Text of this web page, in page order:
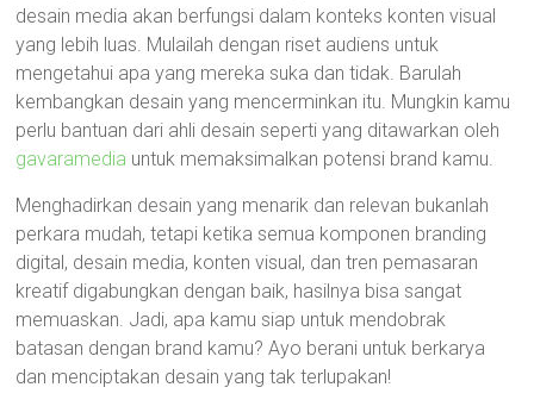
desain media akan berfungsi dalam konteks konten visual
yang lebih luas. Mulailah dengan riset audiens untuk
mengetahui apa yang mereka suka dan tidak. Barulah
kembangkan desain yang mencerminkan itu. Mungkin kamu
perlu bantuan dari ahli desain seperti yang ditawarkan oleh
gavaramedia untuk memaksimalkan potensi brand kamu.
Menghadirkan desain yang menarik dan relevan bukanlah
perkara mudah, tetapi ketika semua komponen branding
digital, desain media, konten visual, dan tren pemasaran
kreatif digabungkan dengan baik, hasilnya bisa sangat
memuaskan. Jadi, apa kamu siap untuk mendobrak
batasan dengan brand kamu? Ayo berani untuk berkarya
dan menciptakan desain yang tak terlupakan!